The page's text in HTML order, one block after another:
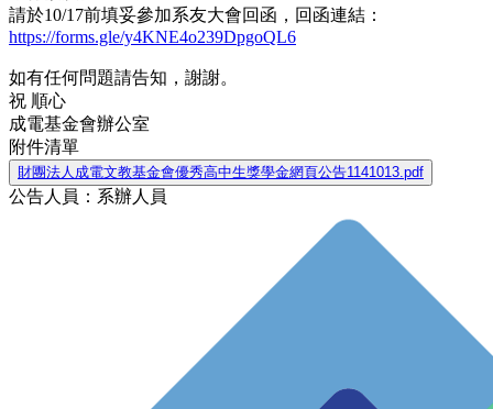
請於10/17前填妥參加系友大會回函，回函連結：
https://forms.gle/y4KNE4o239DpgoQL6
如有任何問題請告知，謝謝。
祝 順心
成電基金會辦公室
附件清單
財團法人成電文教基金會優秀高中生獎學金網頁公告1141013.pdf
公告人員：系辦人員